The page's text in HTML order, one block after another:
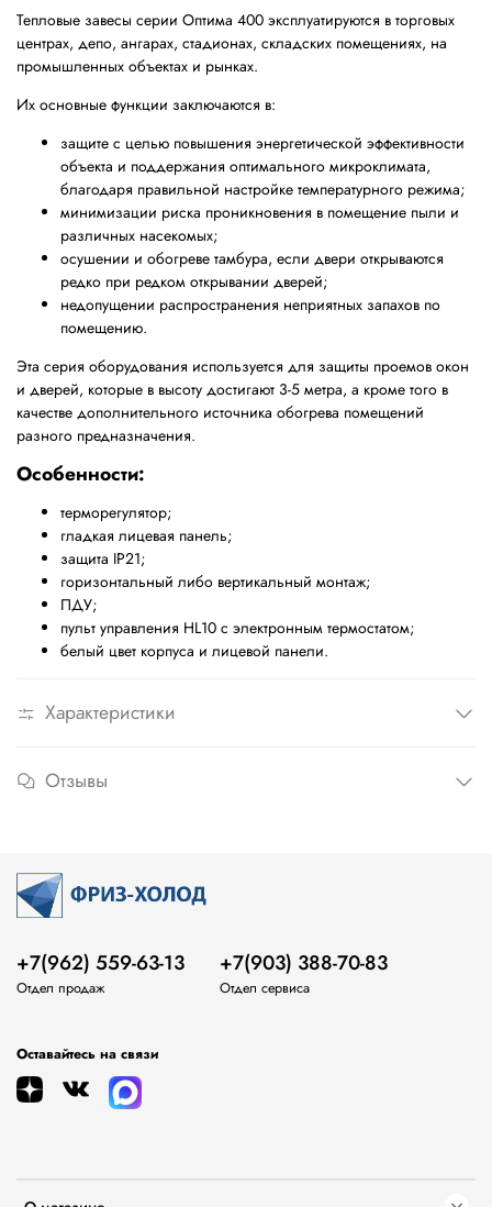
Тепловые завесы серии Оптима 400 эксплуатируются в торговых
центрах, депо, ангарах, стадионах, складских помещениях, на
промышленных объектах и рынках.
Их основные функции заключаются в:
защите с целью повышения энергетической эффективности
объекта и поддержания оптимального микроклимата,
благодаря правильной настройке температурного режима;
минимизации риска проникновения в помещение пыли и
различных насекомых;
осушении и обогреве тамбура, если двери открываются
редко при редком открывании дверей;
недопущении распространения неприятных запахов по
помещению.
Эта серия оборудования используется для защиты проемов окон
и дверей, которые в высоту достигают 3-5 метра, а кроме того в
качестве дополнительного источника обогрева помещений
разного предназначения.
Особенности:
терморегулятор;
гладкая лицевая панель;
защита IP21;
горизонтальный либо вертикальный монтаж;
ПДУ;
пульт управления HL10 с электронным термостатом;
белый цвет корпуса и лицевой панели.
Характеристики
Отзывы
+7(962) 559-63-13
Отдел продаж
+7(903) 388-70-83
Отдел сервиса
Оставайтесь на связи